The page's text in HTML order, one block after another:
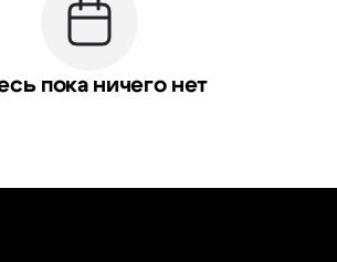
пока ничего нет